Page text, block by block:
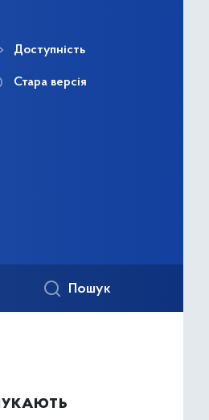
Доступність
Стара версія
Пошук